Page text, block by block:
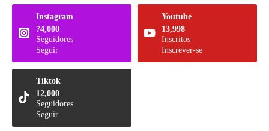
Instagram
74,000
Seguidores
Seguir
Youtube
13,998
Inscritos
Inscrever-se
Tiktok
12,000
Seguidores
Seguir